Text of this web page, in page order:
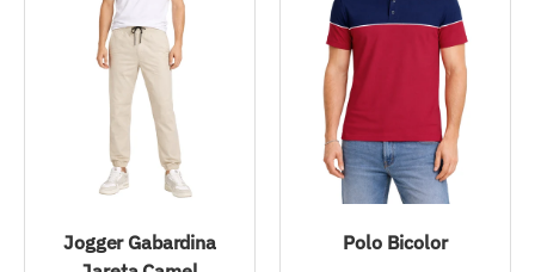
Jogger Gabardina
Polo Bicolor